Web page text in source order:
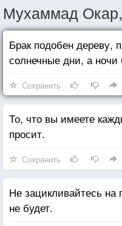
Мухаммад
Брак подобен дереву,
солнечные дни, а ночи
Сохранить
То, что вы имеете
просит.
Сохранить
Не зацикливайтесь
не будет.